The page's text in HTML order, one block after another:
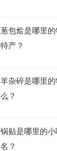
葱包烩是哪里
特产？
羊杂碎是哪里
么？
锅贴是哪里的
名？